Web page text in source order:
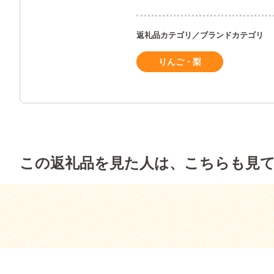
返礼品カテゴリ／ブランドカテゴリ
りんご・梨
この返礼品を見た人は、こちらも見